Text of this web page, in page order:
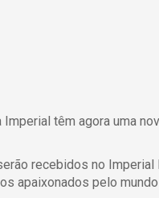
têm agora uma
recebidos no
apaixonados pelo mundo